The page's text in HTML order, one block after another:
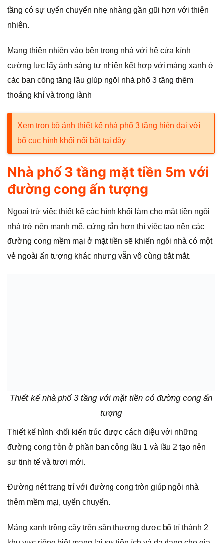
tầng có sự uyển chuyển nhẹ nhàng gần gũi hơn với thiên
nhiên.
Mang thiên nhiên vào bên trong nhà với hệ cửa kính
cường lực lấy ánh sáng tự nhiên kết hợp với mảng xanh ở
các ban công tầng lầu giúp ngôi nhà phố 3 tầng thêm
thoáng khí và trong lành
Xem trọn bộ ảnh thiết kế nhà phố 3 tầng hiện đại với
bố cục hình khối nổi bật tại đây
Nhà phố 3 tầng mặt tiền 5m với
đường cong ấn tượng
Ngoại trừ việc thiết kế các hình khối làm cho mặt tiền ngôi
nhà trở nên mạnh mẽ, cứng rắn hơn thì việc tạo nên các
đường cong mềm mại ở mặt tiền sẽ khiến ngôi nhà có một
vẻ ngoài ấn tượng khác nhưng vẫn vô cùng bắt mắt.
Thiết kế nhà phố 3 tầng với mặt tiền có đường cong ấn
tượng
Thiết kế hình khối kiến trúc được cách điệu với những
đường cong tròn ở phần ban công lầu 1 và lầu 2 tạo nên
sự tinh tế và tươi mới.
Đường nét trang trí với đường cong tròn giúp ngôi nhà
thêm mềm mại, uyển chuyển.
Mảng xanh trồng cây trên sân thượng được bố trí thành 2